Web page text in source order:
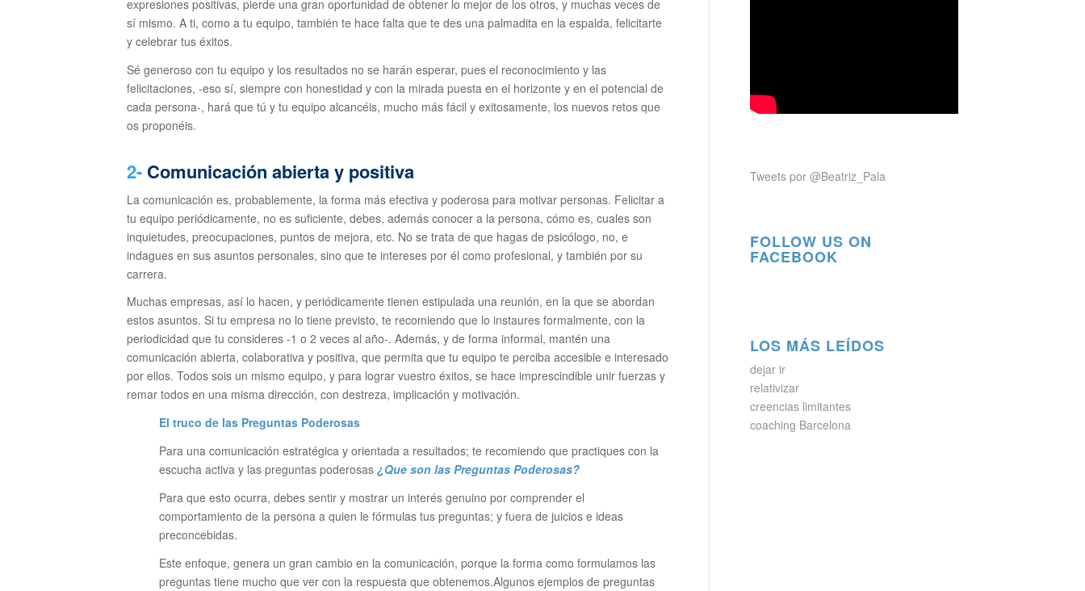
expresiones positivas, pierde una gran oportunidad de obtener lo mejor de los otros, y muchas veces de
sí mismo. A ti, como a tu equipo, también te hace falta que te des una palmadita en la espalda, felicitarte
y celebrar tus éxitos.
Sé generoso con tu equipo y los resultados no se harán esperar, pues el reconocimiento y las
felicitaciones, -eso sí, siempre con honestidad y con la mirada puesta en el horizonte y en el potencial de
cada persona-, hará que tú y tu equipo alcancéis, mucho más fácil y exitosamente, los nuevos retos que
os proponéis.
2- Comunicación abierta y positiva
La comunicación es, probablemente, la forma más efectiva y poderosa para motivar personas. Felicitar a
tu equipo periódicamente, no es suficiente, debes, además conocer a la persona, cómo es, cuales son
inquietudes, preocupaciones, puntos de mejora, etc. No se trata de que hagas de psicólogo, no, e
indagues en sus asuntos personales, sino que te intereses por él como profesional, y también por su
carrera.
Muchas empresas, así lo hacen, y periódicamente tienen estipulada una reunión, en la que se abordan
estos asuntos. Si tu empresa no lo tiene previsto, te recomiendo que lo instaures formalmente, con la
periodicidad que tu consideres -1 o 2 veces al año-. Además, y de forma informal, mantén una
comunicación abierta, colaborativa y positiva, que permita que tu equipo te perciba accesible e interesado
por ellos. Todos sois un mismo equipo, y para lograr vuestro éxitos, se hace imprescindible unir fuerzas y
remar todos en una misma dirección, con destreza, implicación y motivación.
El truco de las Preguntas Poderosas
Para una comunicación estratégica y orientada a resultados; te recomiendo que practiques con la
escucha activa y las preguntas poderosas ¿Que son las Preguntas Poderosas?
Para que esto ocurra, debes sentir y mostrar un interés genuino por comprender el
comportamiento de la persona a quien le fórmulas tus preguntas; y fuera de juicios e ideas
preconcebidas.
Este enfoque, genera un gran cambio en la comunicación, porque la forma como formulamos las
preguntas tiene mucho que ver con la respuesta que obtenemos.Algunos ejemplos de preguntas
Tweets por @Beatriz_Pala
FOLLOW US ON
FACEBOOK
LOS MÁS LEÍDOS
dejar ir
relativizar
creencias limitantes
coaching Barcelona